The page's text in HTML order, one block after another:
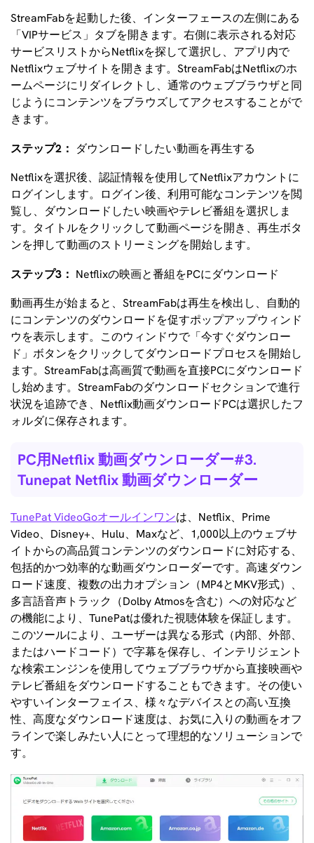
StreamFabを起動した後、インターフェースの左側にある
「VIPサービス」タブを開きます。右側に表示される対応
サービスリストからNetflixを探して選択し、アプリ内で
Netflixウェブサイトを開きます。StreamFabはNetflixのホ
ームページにリダイレクトし、通常のウェブブラウザと同
じようにコンテンツをブラウズしてアクセスすることがで
きます。
ステップ2： ダウンロードしたい動画を再生する
Netflixを選択後、認証情報を使用してNetflixアカウントに
ログインします。ログイン後、利用可能なコンテンツを閲
覧し、ダウンロードしたい映画やテレビ番組を選択しま
す。タイトルをクリックして動画ページを開き、再生ボタ
ンを押して動画のストリーミングを開始します。
ステップ3： Netflixの映画と番組をPCにダウンロード
動画再生が始まると、StreamFabは再生を検出し、自動的
にコンテンツのダウンロードを促すポップアップウィンド
ウを表示します。このウィンドウで「今すぐダウンロー
ド」ボタンをクリックしてダウンロードプロセスを開始し
ます。StreamFabは高画質で動画を直接PCにダウンロード
し始めます。StreamFabのダウンロードセクションで進行
状況を追跡でき、Netflix動画ダウンロードPCは選択したフ
ォルダに保存されます。
PC用Netflix 動画ダウンローダー#3.
Tunepat Netflix 動画ダウンローダー
TunePat VideoGoオールインワンは、Netflix、Prime
Video、Disney+、Hulu、Maxなど、1,000以上のウェブサ
イトからの高品質コンテンツのダウンロードに対応する、
包括的かつ効率的な動画ダウンローダーです。高速ダウン
ロード速度、複数の出力オプション（MP4とMKV形式）、
多言語音声トラック（Dolby Atmosを含む）への対応など
の機能により、TunePatは優れた視聴体験を保証します。
このツールにより、ユーザーは異なる形式（内部、外部、
またはハードコード）で字幕を保存し、インテリジェント
な検索エンジンを使用してウェブブラウザから直接映画や
テレビ番組をダウンロードすることもできます。その使い
やすいインターフェイス、様々なデバイスとの高い互換
性、高度なダウンロード速度は、お気に入りの動画をオフ
ラインで楽しみたい人にとって理想的なソリューションで
す。